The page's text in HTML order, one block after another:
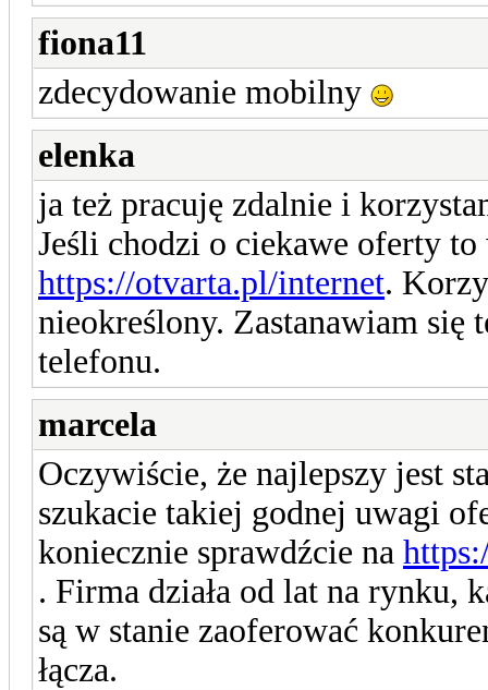
fiona11
zdecydowanie mobilny
elenka
ja też pracuję zdalnie i
Jeśli chodzi o ciekawe oferty
https://otvarta.pl/internet.
nieokreślony. Zastanawiam się
telefonu.
marcela
Oczywiście, że najlepszy jest
szukacie takiej godnej uwagi
koniecznie sprawdźcie na
. Firma działa od lat na rynku,
są w stanie zaoferować
łącza.